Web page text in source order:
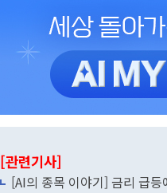
[관련기사]
[AI의 종목 이야기] 금리 급